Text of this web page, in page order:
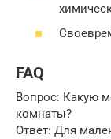
FAQ
Вопрос: Какую
комнаты?
Ответ: Для